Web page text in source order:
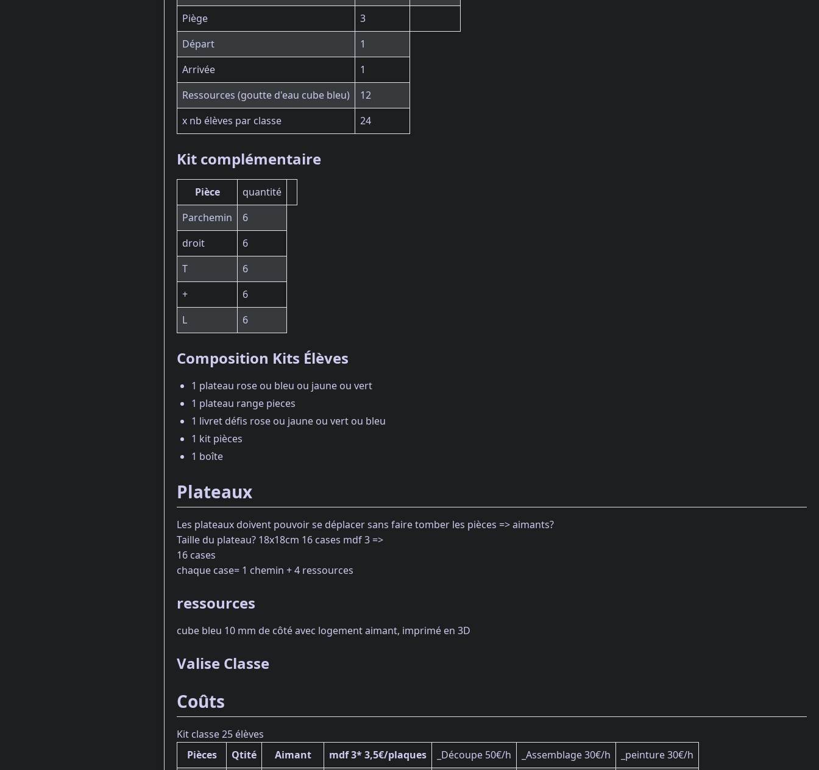
Piège
3
Départ
1
Arrivée
1
Ressources (goutte d'eau cube bleu)
12
x nb élèves par classe
24
Kit complémentaire
Pièce
quantité
Parchemin
6
droit
6
T
6
+
6
L
6
Composition Kits Élèves
1 plateau rose ou bleu ou jaune ou vert
1 plateau range pieces
1 livret défis rose ou jaune ou vert ou bleu
1 kit pièces
1 boîte
Plateaux
Les plateaux doivent pouvoir se déplacer sans faire tomber les pièces => aimants?
Taille du plateau? 18x18cm 16 cases mdf 3 =>
16 cases
chaque case= 1 chemin + 4 ressources
ressources
cube bleu 10 mm de côté avec logement aimant, imprimé en 3D
Valise Classe
Coûts
Kit classe 25 élèves
Pièces
Qtité Aimant mdf 3* 3,5€/plaques _Découpe 50€/h _Assemblage 30€/h _peinture 30€/h